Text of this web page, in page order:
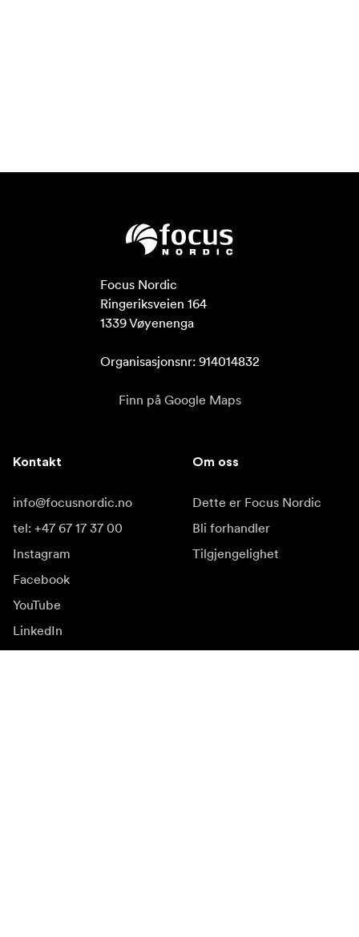
Focus Nordic
Ringeriksveien 164
1339 Vøyenenga
Organisasjonsnr: 914014832
Finn på Google Maps
Kontakt
info@focusnordic.no
tel: +47 67 17 37 00
Instagram
Facebook
YouTube
LinkedIn
Om oss
Dette er Focus Nordic
Bli forhandler
Tilgjengelighet